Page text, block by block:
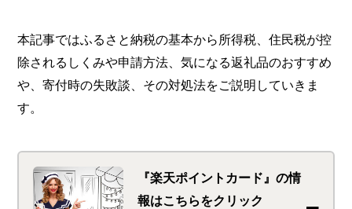
本記事ではふるさと納税の基本から所得税、住民税が控
除されるしくみや申請方法、気になる返礼品のおすすめ
や、寄付時の失敗談、その対処法をご説明していきま
す。
『楽天ポイントカード』の情
報はこちらをクリック